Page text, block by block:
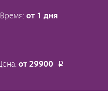
Время: от 1 дня
от 29900 Р